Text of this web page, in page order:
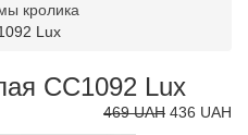
кролика
Lux
CC1092 Lux
469 UAH 436 UAH